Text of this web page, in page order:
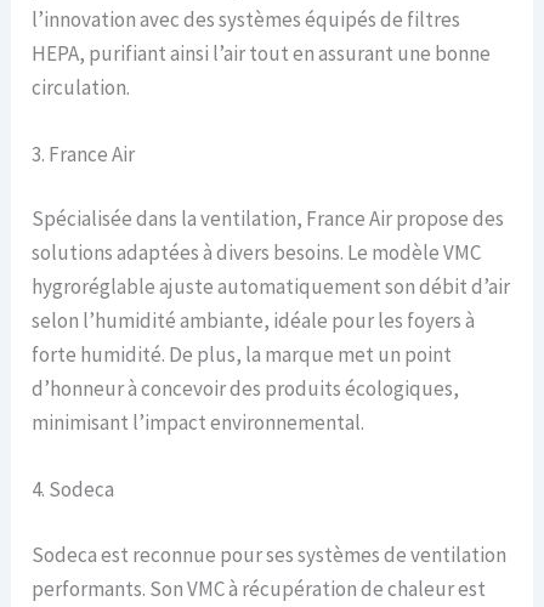
l’innovation avec des systèmes équipés de filtres
HEPA, purifiant ainsi l’air tout en assurant une bonne
circulation.
3. France Air
Spécialisée dans la ventilation, France Air propose des
solutions adaptées à divers besoins. Le modèle VMC
hygroréglable ajuste automatiquement son débit d’air
selon l’humidité ambiante, idéale pour les foyers à
forte humidité. De plus, la marque met un point
d’honneur à concevoir des produits écologiques,
minimisant l’impact environnemental.
4. Sodeca
Sodeca est reconnue pour ses systèmes de ventilation
performants. Son VMC à récupération de chaleur est